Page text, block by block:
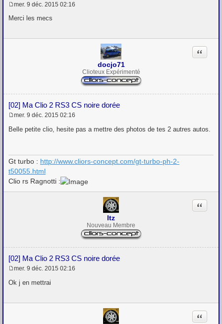
e
a
mer. 9 déc. 2015 02:16
Merci les mecs
docjo71
Clioteux Expérimenté
[02] Ma Clio 2 RS3 CS noire dorée
Citation
e
g
e
mer. 9 déc. 2015 02:16
Belle petite clio, hesite pas a mettre des photos de tes 2 autres autos.
Gt turbo : http://www.cliors-concept.com/gt-turbo-ph-2-
t50055.html
Clio rs Ragnotti :
ltz
Nouveau Membre
[02] Ma Clio 2 RS3 CS noire dorée
Citation
e
a
mer. 9 déc. 2015 02:16
Ok j en mettrai
Citation